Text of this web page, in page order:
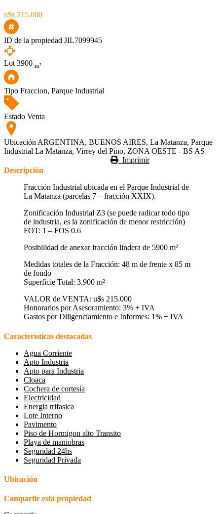
u$s 215.000
ID de la propiedad JIL7099945
Lot 3900 m²
Tipo Fraccion, Parque Industrial
Estado Venta
Ubicación ARGENTINA, BUENOS AIRES, La Matanza, Parque
Industrial La Matanza, Virrey del Pino, ZONA OESTE - BS AS
Imprimir
Descripción
Fracción Industrial ubicada en el Parque Industrial de
La Matanza (parcelas 7 – fracción XXIX).
Zonificación Industrial Z3 (se puede radicar todo tipo
de industria, es la zonificación de menor restricción)
FOT: 1 – FOS 0.6
Posibilidad de anexar fracción lindera de 5900 m²
Medidas totales de la Fracción: 48 m de frente x 85 m
de fondo
Superficie Total: 3.900 m²
VALOR de VENTA: u$s 215.000
Honorarios por Asesoramiento: 3% + IVA
Gastos por Diligenciamiento e Informes: 1% + IVA
Características destacadas
Agua Corriente
Apto Industria
Apto para Industria
Cloaca
Cochera de cortesía
Electricidad
Energia trifasica
Lote Interno
Pavimento
Piso de Hormigon alto Transito
Playa de maniobras
Seguridad 24hs
Seguridad Privada
Ubicación
Compartir esta propiedad